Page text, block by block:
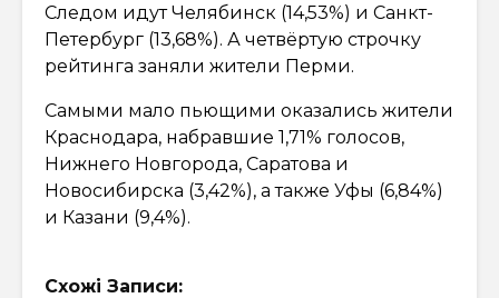
Следом идут Челябинск (14,53%) и Санкт-
Петербург (13,68%). А четвёртую строчку
рейтинга заняли жители Перми.
Самыми мало пьющими оказались жители
Краснодара, набравшие 1,71% голосов,
Нижнего Новгорода, Саратова и
Новосибирска (3,42%), а также Уфы (6,84%)
и Казани (9,4%).
Схожі Записи: